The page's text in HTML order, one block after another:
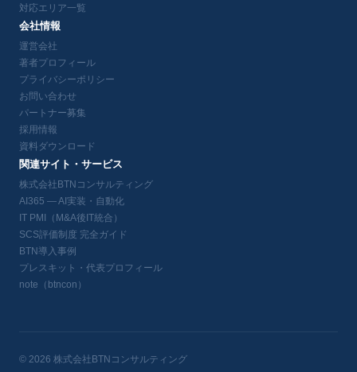
対応エリア一覧
会社情報
運営会社
著者プロフィール
プライバシーポリシー
お問い合わせ
パートナー募集
採用情報
資料ダウンロード
関連サイト・サービス
株式会社BTNコンサルティング
AI365 — AI実装・自動化
IT PMI（M&A後IT統合）
SCS評価制度 完全ガイド
BTN導入事例
プレスキット・代表プロフィール
note（btncon）
© 2026 株式会社BTNコンサルティング